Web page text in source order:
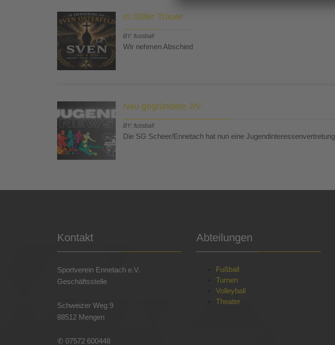
In Stiller Trauer
BY: fussball
Wir nehmen Abschied
Neu gegründete JIV
BY: fussball
Die SG Scheer/Ennetach hat nun eine Jugendinteressenvertretung
Kontakt
Sportverein Ennetach e.V.
Geschäftsstelle
Schweizer Weg 9
88512 Mengen
✆ 07572 600448
Abteilungen
Fußball
Turnen
Volleyball
Theater